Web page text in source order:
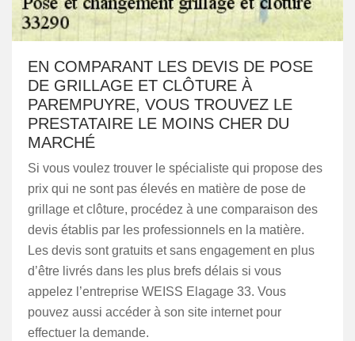
EN COMPARANT LES DEVIS DE POSE
DE GRILLAGE ET CLÔTURE À
PAREMPUYRE, VOUS TROUVEZ LE
PRESTATAIRE LE MOINS CHER DU
MARCHÉ
Si vous voulez trouver le spécialiste qui propose des
prix qui ne sont pas élevés en matière de pose de
grillage et clôture, procédez à une comparaison des
devis établis par les professionnels en la matière.
Les devis sont gratuits et sans engagement en plus
d’être livrés dans les plus brefs délais si vous
appelez l’entreprise WEISS Elagage 33. Vous
pouvez aussi accéder à son site internet pour
effectuer la demande.